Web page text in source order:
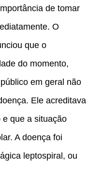
de tomar
O
que o
do momento,
em geral não
Ele acreditava
que a situação
A doença foi
leptospiral, ou